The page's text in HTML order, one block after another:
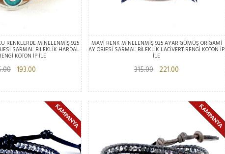
RENKLERDE MİNELENMİŞ 925
SARMAL BİLEKLİK HARDAL
KOTON İP İLE
193.00
MAVİ RENK MİNELENMİŞ 925 AYAR GÜMÜŞ ORİGAMİ
AY OBJESİ SARMAL BİLEKLİK LACİVERT RENGİ KOTON İP
İLE
315.00 221.00